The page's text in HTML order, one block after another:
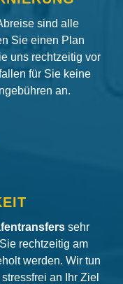
sind alle
Sie einen Plan
uns rechtzeitig vor
für Sie keine
an.
sehr
rechtzeitig am
werden. Wir tun
an Ihr Ziel